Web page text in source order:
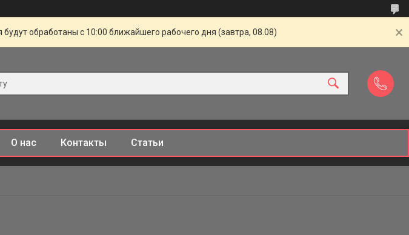
обработаны с 10:00 ближайшего рабочего дня (завтра, 08.08)
О нас Контакты Статьи